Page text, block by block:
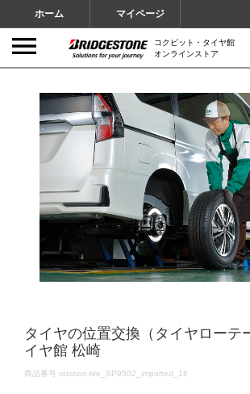
ホーム マイページ
コクピット・タイヤ館
オンラインストア
タイヤの位置交換（タイヤローテ
イヤ館 松崎
DETAILS
商品番号 rotation-tire_SP9502_imported_16